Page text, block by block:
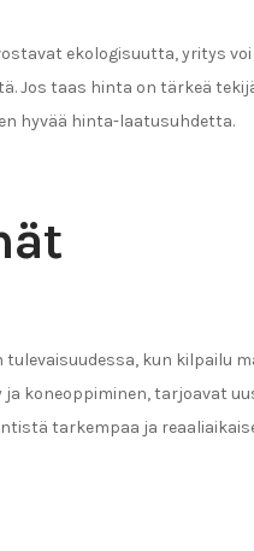
ekologisuutta, yritys
Jos taas hinta on tärkeä
hyvää hinta-laatusuhdetta.
kun kilpailu
koneoppiminen, tarjoavat
tarkempaa ja